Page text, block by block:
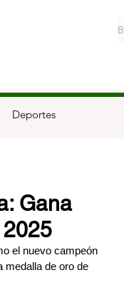
Deportes
Gana
el nuevo campeón
medalla de oro de